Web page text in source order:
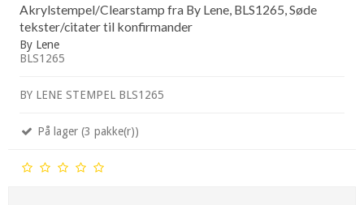
Akrylstempel/Clearstamp fra By Lene, BLS1265, Søde
tekster/citater til konfirmander
By Lene
BLS1265
BY LENE STEMPEL BLS1265
På lager (3 pakke(r))